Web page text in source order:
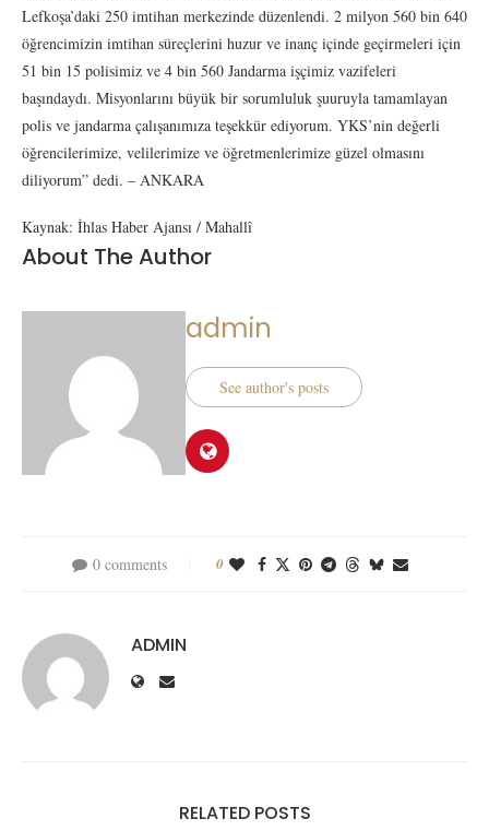
Lefkoşa’daki 250 imtihan merkezinde düzenlendi. 2 milyon 560 bin 640
öğrencimizin imtihan süreçlerini huzur ve inanç içinde geçirmeleri için
51 bin 15 polisimiz ve 4 bin 560 Jandarma işçimiz vazifeleri
başındaydı. Misyonlarını büyük bir sorumluluk şuuruyla tamamlayan
polis ve jandarma çalışanımıza teşekkür ediyorum. YKS’nin değerli
öğrencilerimize, velilerimize ve öğretmenlerimize güzel olmasını
diliyorum” dedi. – ANKARA
Kaynak: İhlas Haber Ajansı / Mahallî
About The Author
admin
See author's posts
0 comments 0
ADMIN
RELATED POSTS